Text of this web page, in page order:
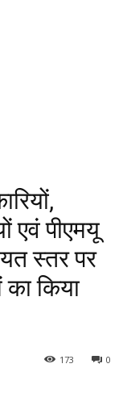
एवं पीएमयू
स्तर पर
किया
0
173